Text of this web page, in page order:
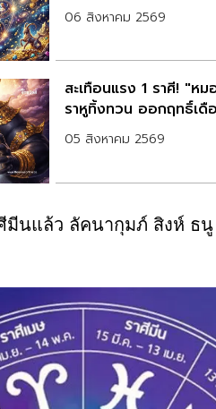
06 สิงหาคม 2569
สะเทือนแรง 1 ราศี! "ห
ราหูทิ้งทวน ออกฤทธิ์เดื
05 สิงหาคม 2569
มีนแล้ว ลัคนากุมภ์ สิงห์ ธ